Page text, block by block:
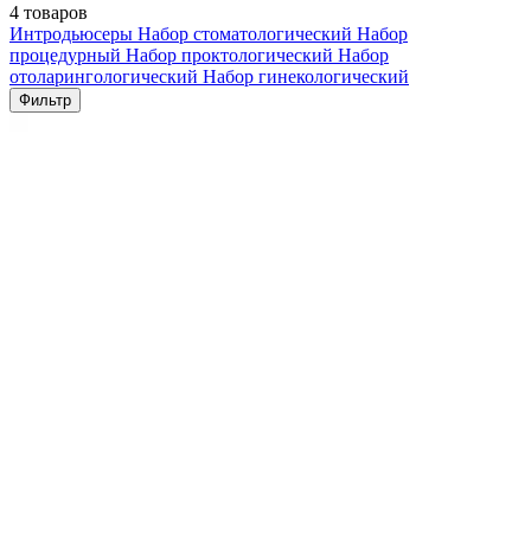
4 товаров
Интродьюсеры Набор стоматологический Набор
процедурный Набор проктологический Набор
отоларингологический Набор гинекологический
Фильтр